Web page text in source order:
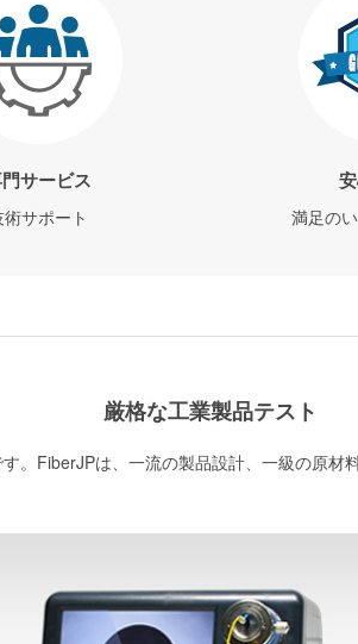
サービス
術サポート 満足の
厳格な工業製品テスト
。FiberJPは、一流の製品設計、一級の原